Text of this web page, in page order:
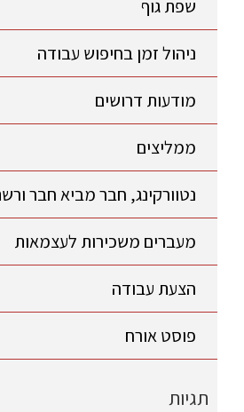
שפת גוף
ניהול זמן בחיפוש עבודה
מודעות דרושים
ממליצים
נטוורקינג, חבר מביא חבר
מעברים משכירות לעצמאות
הצעת עבודה
פוסט אורח
תגיות